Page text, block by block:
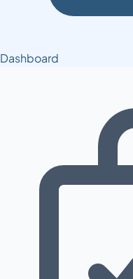
Dashboard